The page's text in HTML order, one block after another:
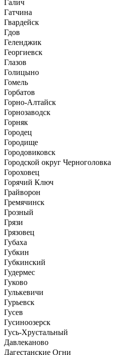
Галич
Гатчина
Гвардейск
Гдов
Геленджик
Георгиевск
Глазов
Голицыно
Гомель
Горбатов
Горно-Алтайск
Горнозаводск
Горняк
Городец
Городище
Городовиковск
Городской округ Черноголовка
Гороховец
Горячий Ключ
Грайворон
Гремячинск
Грозный
Грязи
Грязовец
Губаха
Губкин
Губкинский
Гудермес
Гуково
Гулькевичи
Гурьевск
Гусев
Гусиноозерск
Гусь-Хрустальный
Давлеканово
Дагестанские Огни